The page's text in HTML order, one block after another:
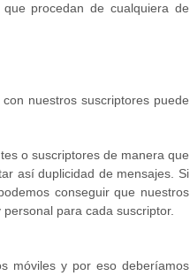
procedan de cualquiera de
nuestros suscriptores puede
o suscriptores de manera que
así duplicidad de mensajes. Si
conseguir que nuestros
para cada suscriptor.
móviles y por eso deberíamos